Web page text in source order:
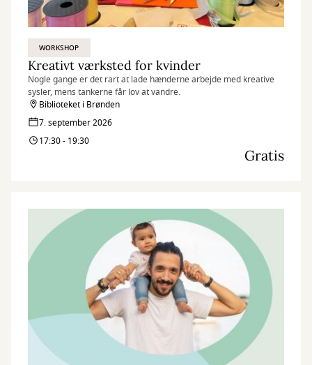
WORKSHOP
Kreativt værksted for kvinder
Nogle gange er det rart at lade hænderne arbejde med kreative
sysler, mens tankerne får lov at vandre.
Biblioteket i Brønden
7. september 2026
17:30 - 19:30
Gratis